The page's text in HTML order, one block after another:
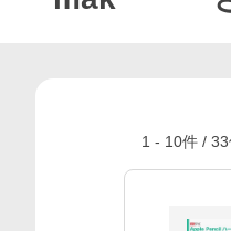
1 - 10件 / 33